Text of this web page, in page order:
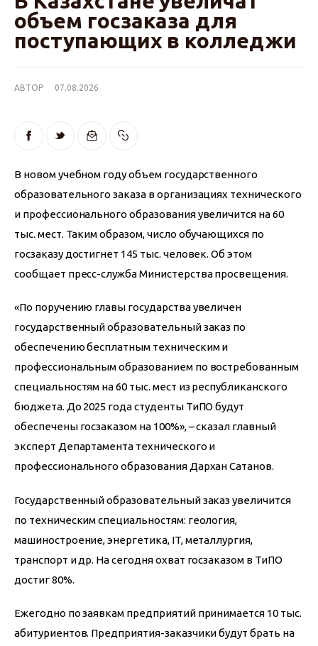
объем госзаказа для
поступающих в колледжи
АВТОР 07.08.2026
В новом учебном году объем государственного
образовательного заказа в организациях технического
и профессионального образования увеличится на 60
тыс. мест. Таким образом, число обучающихся по
госзаказу достигнет 145 тыс. человек. Об этом
сообщает пресс-служба Министерства просвещения.
«По поручению главы государства увеличен
государственный образовательный заказ по
обеспечению бесплатным техническим и
профессиональным образованием по востребованным
специальностям на 60 тыс. мест из республиканского
бюджета. До 2025 года студенты ТиПО будут
обеспечены госзаказом на 100%», – сказал главный
эксперт Департамента технического и
профессионального образования Дархан Сатанов.
Государственный образовательный заказ увеличится
по техническим специальностям: геология,
машиностроение, энергетика, IT, металлургия,
транспорт и др. На сегодня охват госзаказом в ТиПО
достиг 80%.
Ежегодно по заявкам предприятий принимается 10 тыс.
абитуриентов. Предприятия-заказчики будут брать на